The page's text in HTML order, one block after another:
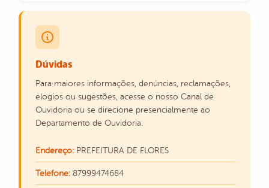
Dúvidas
Para maiores informações, denúncias, reclamações,
elogios ou sugestões, acesse o nosso Canal de
Ouvidoria ou se direcione presencialmente ao
Departamento de Ouvidoria.
Endereço: PREFEITURA DE FLORES
Telefone: 87999474684